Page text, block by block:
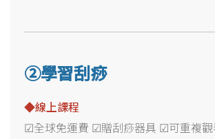
②學習刮痧
◆線上課程
☑全球免運費 ☑贈刮痧器具 ☑可重複